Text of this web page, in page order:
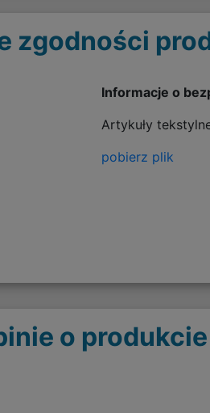
zgodności
Informacje o
Artykuły
pobierz plik
o produkcie